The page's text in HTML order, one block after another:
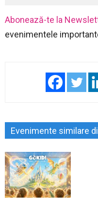
Abonează-te la
evenimentele
Evenimente similare